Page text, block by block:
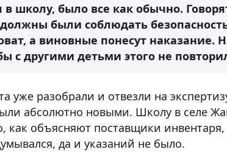
школу, было все как обычно.
были соблюдать
а виновные понесут наказание.
с другими детьми этого не
уже разобрали и отвезли на
абсолютно новыми. Школу в селе
как объясняют поставщики инвентаря,
да и указаний не было.